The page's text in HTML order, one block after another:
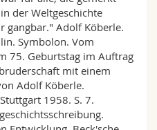
der Weltgeschichte
gangbar." Adolf Köberle.
Symbolon. Vom
75. Geburtstag im Auftrag
mit einem
Adolf Köberle.
1958. S. 7.